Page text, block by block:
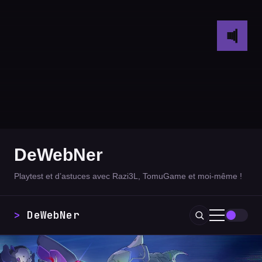
DeWebNer
Playtest et d’astuces avec Razi3L, TomuGame et moi-même !
DeWebNer_